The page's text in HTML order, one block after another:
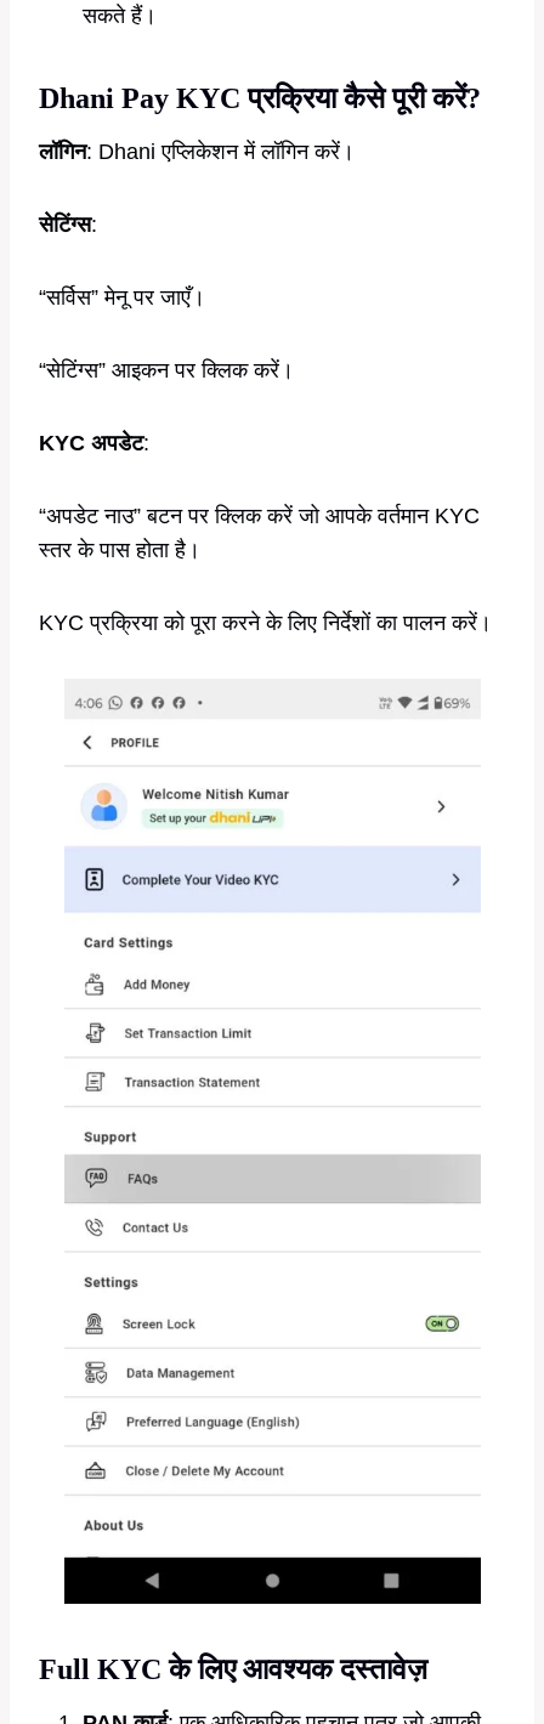
सकते हैं।
Dhani Pay KYC प्रक्रिया कैसे पूरी करें?
लॉगिन: Dhani एप्लिकेशन में लॉगिन करें।
सेटिंग्स:
“सर्विस” मेनू पर जाएँ।
“सेटिंग्स” आइकन पर क्लिक करें।
KYC अपडेट:
“अपडेट नाउ” बटन पर क्लिक करें जो आपके वर्तमान KYC
स्तर के पास होता है।
KYC प्रक्रिया को पूरा करने के लिए निर्देशों का पालन करें।
Full KYC के लिए आवश्यक दस्तावेज़